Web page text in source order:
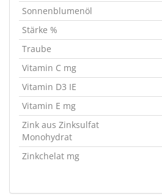
Sonnenblumenöl
Stärke %
Traube
Vitamin C mg
Vitamin D3 IE
Vitamin E mg
Zink aus Zinksulfat
Monohydrat
Zinkchelat mg